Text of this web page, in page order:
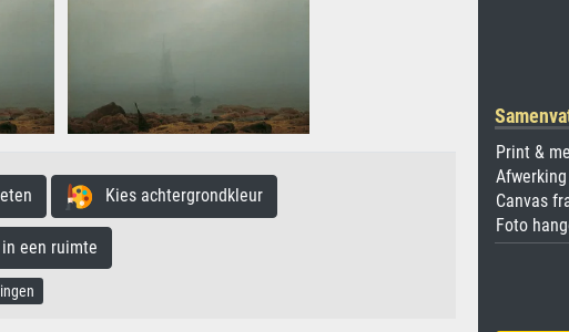
Kies achtergrondkleur
een ruimte
Print &
Afwerking
Canvas
Foto